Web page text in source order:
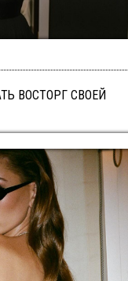
ВОСТОРГ СВОЕЙ